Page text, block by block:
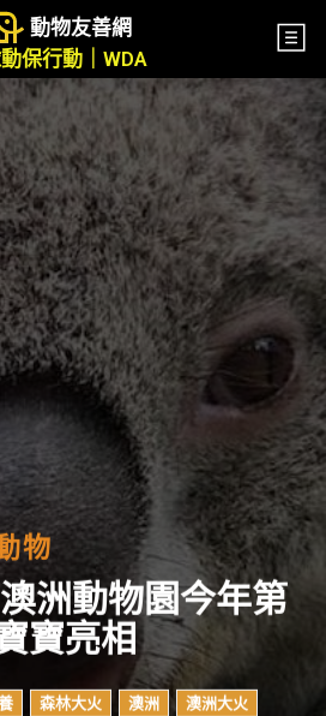
動物友善網
保行動｜WDA
物
洲動物園今年第
寶亮相
森林大火 澳洲
澳洲大火